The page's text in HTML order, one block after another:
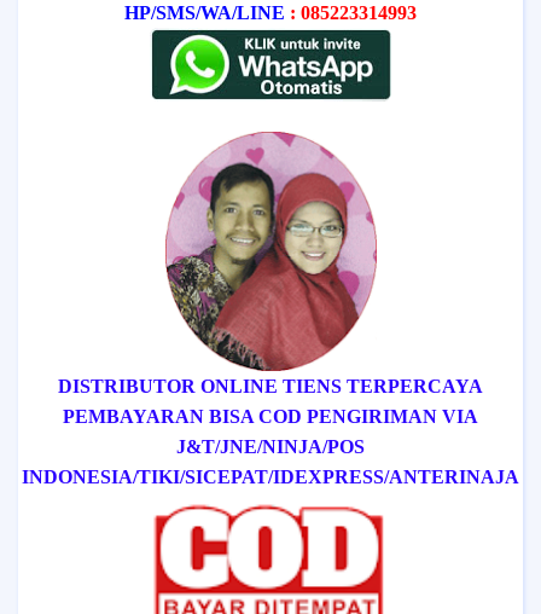
HP/SMS/WA/LINE : 085223314993
DISTRIBUTOR ONLINE TIENS TERPERCAYA
PEMBAYARAN BISA COD PENGIRIMAN VIA
J&T/JNE/NINJA/POS
INDONESIA/TIKI/SICEPAT/IDEXPRESS/ANTERINAJA